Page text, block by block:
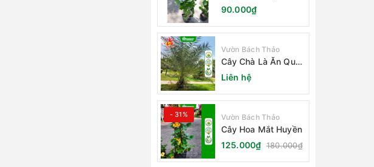
Nhỏ
90.000₫
Vườn Bách Thảo
Cây Chà Là Ăn Quả
Barhee Trồng Sân
Vườn
Liên hệ
- 31% Vườn Bách Thảo
Cây Hoa Mắt Huyền
125.000₫ 180.000₫